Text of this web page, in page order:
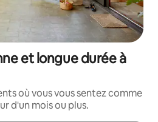
et longue durée à
où vous vous sentez comme
d'un mois ou plus.